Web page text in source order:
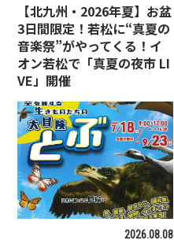
【北九州・2026年夏】お盆
3日間限定！若松に“真夏の
音楽祭”がやってくる！イ
オン若松で「真夏の夜市 LI
VE」開催
2026.08.08